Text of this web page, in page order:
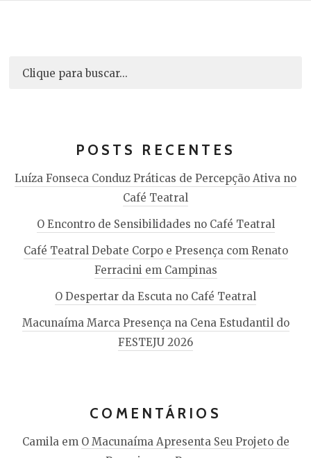
POSTS RECENTES
Luíza Fonseca Conduz Práticas de Percepção Ativa no
Café Teatral
O Encontro de Sensibilidades no Café Teatral
Café Teatral Debate Corpo e Presença com Renato
Ferracini em Campinas
O Despertar da Escuta no Café Teatral
Macunaíma Marca Presença na Cena Estudantil do
FESTEJU 2026
COMENTÁRIOS
Camilaem O Macunaíma Apresenta Seu Projeto de